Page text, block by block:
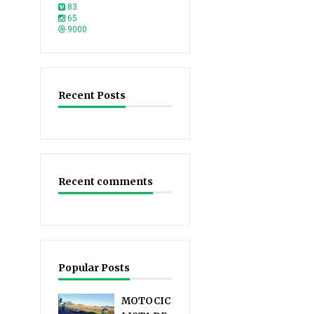
83
65
9000
Recent Posts
Recent comments
Popular Posts
MOTOCIC